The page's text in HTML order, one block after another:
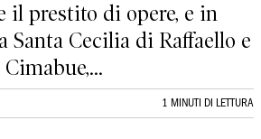
il prestito di opere, e in
Santa Cecilia di Raffaello e
1 MINUTI DI LETTURA